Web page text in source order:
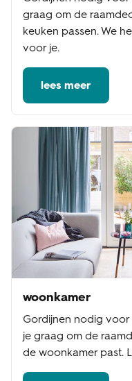
graag om de
keuken passen. We
voor je.
lees meer
woonkamer
Gordijnen nodig
je graag om de
de woonkamer past.